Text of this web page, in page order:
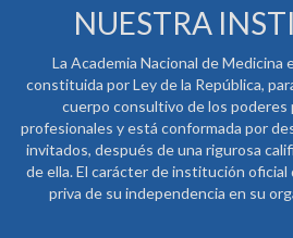
NUESTRA
La Academia Nacional de Medicina
constituida por Ley de la República,
cuerpo consultivo de los poderes
profesionales y está conformada por
invitados, después de una rigurosa
de ella. El carácter de institución oficial
priva de su independencia en su